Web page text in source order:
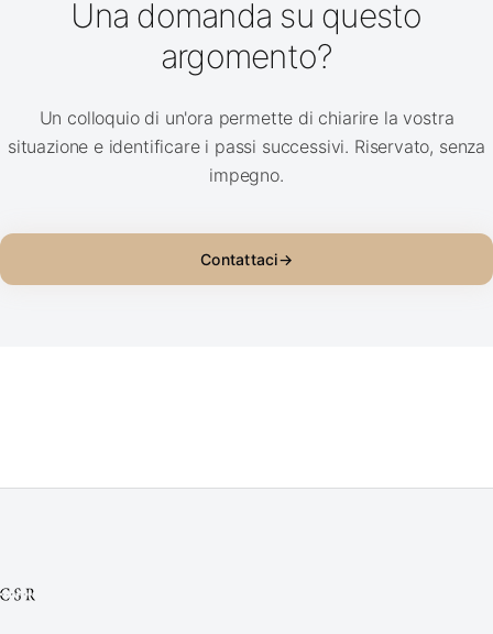
Una domanda su questo
argomento?
Un colloquio di un'ora permette di chiarire la vostra
situazione e identificare i passi successivi. Riservato, senza
impegno.
Contattaci→